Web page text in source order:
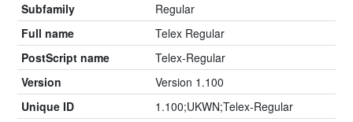
Subfamily
Regular
Full name
Telex Regular
PostScript name
Telex-Regular
Version
Version 1.100
Unique ID
1.100;UKWN;Telex-Regular